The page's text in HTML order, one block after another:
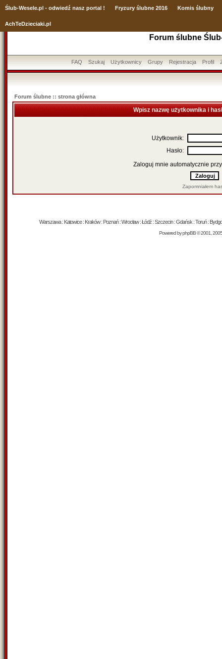
Ślub-Wesele.pl - odwiedź nasz portal ! Fryzury ślubne 2016 Komis ślubny
AchTeDzieciaki.pl
Forum ślubne
FAQ Szukaj Użytkownicy Grupy Rejestracja Profil
Forum ślubne :: strona główna
Wpisz nazwę użytkownika i
Użytkownik:
Hasło:
Zaloguj mnie automatycznie
Zapomniałem
Warszawa : Katowice : Kraków : Poznań : Wrocław : Łódź : Szczecin : Gdańsk : Toruń :
Powered byphpBB© 2001,